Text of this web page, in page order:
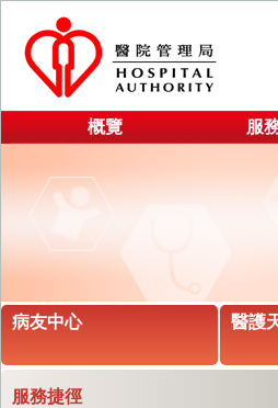
概覽 服
病友中心 醫護
服務捷徑